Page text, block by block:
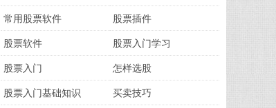
常用股票软件 股票插件
股票软件 股票入门学习
股票入门 怎样选股
股票入门基础知识 买卖技巧